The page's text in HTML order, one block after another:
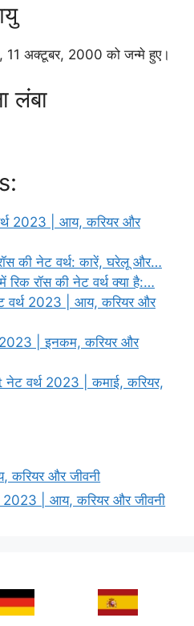
11 अक्टूबर, 2000 को जन्मे हुए।
लंबा
2023 | आय, करियर और
की नेट वर्थ: कारें, घरेलू और…
रॉस की नेट वर्थ क्या है:…
वर्थ 2023 | आय, करियर और
2023 | इनकम, करियर और
वर्थ 2023 | कमाई, करियर,
करियर और जीवनी
| आय, करियर और जीवनी